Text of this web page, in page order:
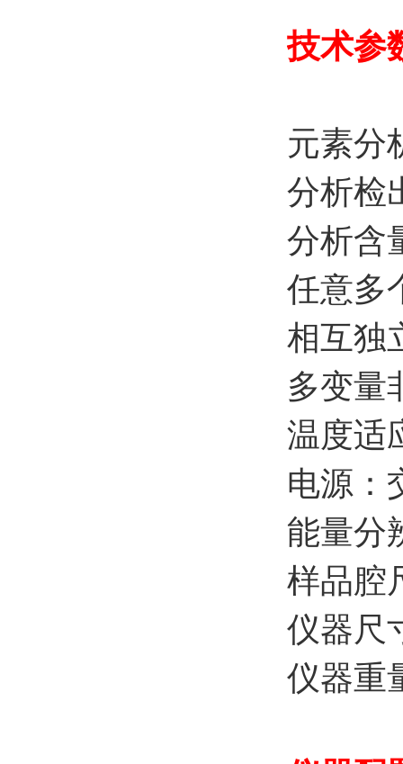
技术参
元素分
分析检
分析含
任意多
相互独
多变量
温度适
电源：
能量分
样品腔
仪器尺
仪器重